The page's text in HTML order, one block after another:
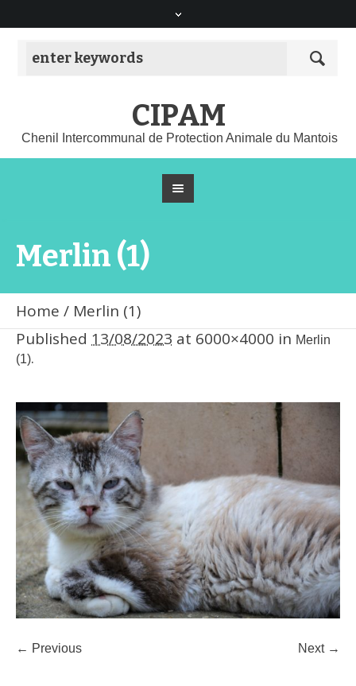
CIPAM
Chenil Intercommunal de Protection Animale du Mantois
Merlin (1)
Home / Merlin (1)
Published 13/08/2023 at 6000×4000 in Merlin
(1).
← Previous Next →